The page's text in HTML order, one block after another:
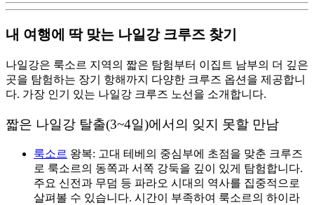
내 여행에 딱 맞는 나일강 크루즈 찾기
나일강은 룩소르 지역의 짧은 탐험부터 이집트 남부의 더 깊은
곳을 탐험하는 장기 항해까지 다양한 크루즈 옵션을 제공합니
다. 가장 인기 있는 나일강 크루즈 노선을 소개합니다.
짧은 나일강 탈출(3~4일)에서의 잊지 못할 만남
룩소르 왕복: 고대 테베의 중심부에 초점을 맞춘 크루즈
로 룩소르의 동쪽과 서쪽 강둑을 깊이 있게 탐험합니다.
주요 신전과 무덤 등 파라오 시대의 역사를 집중적으로
살펴볼 수 있습니다. 시간이 부족하여 룩소르의 하이라